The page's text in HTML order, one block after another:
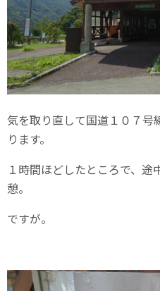
気を取り直して国道１０７号
ります。
１時間ほどしたところで、
憩。
ですが。